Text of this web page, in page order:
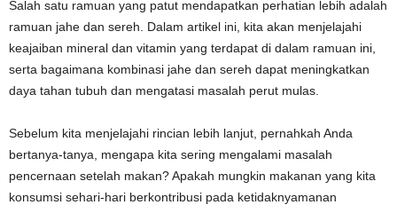
Salah satu ramuan yang patut mendapatkan perhatian lebih adalah
ramuan jahe dan sereh. Dalam artikel ini, kita akan menjelajahi
keajaiban mineral dan vitamin yang terdapat di dalam ramuan ini,
serta bagaimana kombinasi jahe dan sereh dapat meningkatkan
daya tahan tubuh dan mengatasi masalah perut mulas.
Sebelum kita menjelajahi rincian lebih lanjut, pernahkah Anda
bertanya-tanya, mengapa kita sering mengalami masalah
pencernaan setelah makan? Apakah mungkin makanan yang kita
konsumsi sehari-hari berkontribusi pada ketidaknyamanan